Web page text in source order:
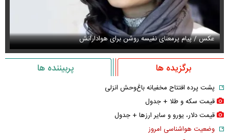
عکس / پیام پرمعنای نفیسه روشن برای هوادارانش
برگزیده ها پربیننده ها
پشت پرده افتتاح مخفیانه باغ‌وحش انزلی
قیمت سکه و طلا + جدول
قیمت دلار، یورو و سایر ارز‌ها + جدول
وضعیت هواشناسی امروز